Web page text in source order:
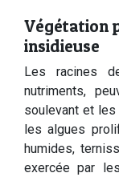
Végétation
insidieuse
Les racines
nutriments,
soulevant et
les algues
humides,
exercée par